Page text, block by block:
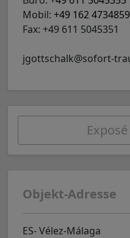
Mobil: +49 162 4734859
Fax: +49 611 5045351
jgottschalk@sofort-
Objekt-Adresse
ES- Vélez-Málaga